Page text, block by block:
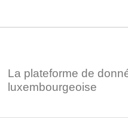
La plateforme de